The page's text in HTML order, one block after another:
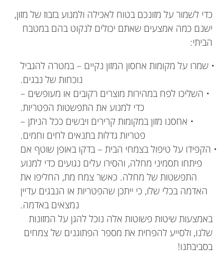
כדי לשמור על מזונכם בטוח לאכילה ולמנוע בזבוז של מזון,
ישנם כמה אמצעים שאתם יכולים לנקוט בהם במטבח
הביתי:
• שמרו על מקומות אחסון המזון נקיים – במטרה להגביל
נוכחות של נבגים.
• השליכו לפח במהירות מוצרים רקובים או מעופשים –
כדי למנוע את התפשטות הפטריות.
• אחסנו מזון במקומות קרירים ויבשים ככל הניתן –
פטריות גדלות בתנאים לחים וחמים.
• הקפידו על טיפול בצמחי הבית – בדקו באופן שוטף אם
פיתחו תסמיני מחלה, והסירו עלים נגועים כדי למנוע
התפשטות של מחלה. כאשר צמח מת, החליפו את
האדמה בכלי שלו, כי ייתכן שהפטריות או הנבגים עדיין
נמצאים באדמה.
באמצעות שיטות פשוטות אלה נוכל להגן על המזונות
שלנו, ולסייע להפחית את מספר הפתוגנים של צמחים
בסביבתנו!